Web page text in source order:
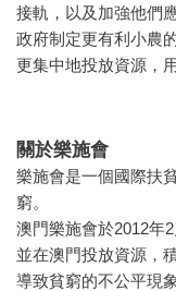
接軌，以及加強他們
政府制定更有利小農
更集中地投放資源，
關於樂施會
樂施會是一個國際扶
窮。
澳門樂施會於2012年
並在澳門投放資源，
導致貧窮的不公平現象